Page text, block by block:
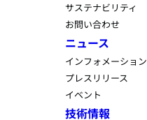
サステナビリティ
お問い合わせ
ニュース
インフォメーション
プレスリリース
イベント
技術情報